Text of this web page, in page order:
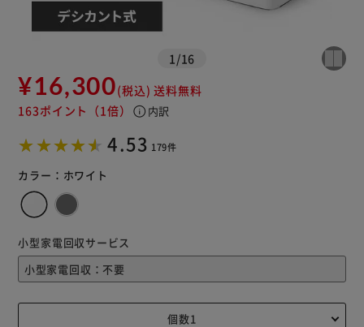
1 /16
¥16,300(税込) 送料無料
163ポイント （1倍） info 内訳
4.53 179件
カラー： ホワイト
小型家電回収サービス
カートに入れる